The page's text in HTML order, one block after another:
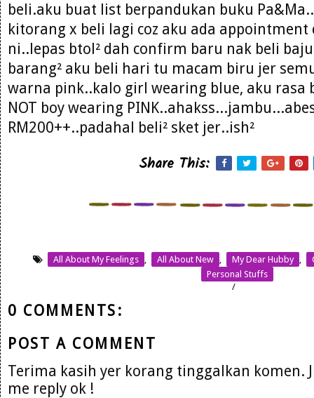
beli.aku buat list berpandukan buku
kitorang x beli lagi coz aku ada appointment
ni..lepas btol² dah confirm baru nak beli
barang² aku beli hari tu macam biru jer
warna pink..kalo girl wearing blue, aku rasa
NOT boy wearing
RM200++..padahal beli² sket jer..ish²
Share This:
All About My Feelings , All About New , My Dear Hubby ,
Personal Stuffs
/
0 COMMENTS:
POST A COMMENT
Terima kasih yer korang tinggalkan komen.
me reply ok !